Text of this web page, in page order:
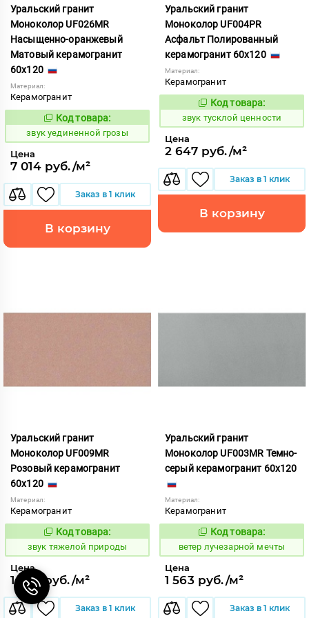
Уральский гранит
Моноколор UF026MR
Насыщенно-оранжевый
Матовый керамогранит
60x120
Материал:
Керамогранит
482269
Код товара:
звук уединенной грозы
Цена
7 014 руб./м²
Заказ в 1 клик
В корзину
Уральский гранит
Моноколор UF004PR
Асфальт Полированный
керамогранит 60x120
Материал:
Керамогранит
482117
Код товара:
звук тусклой ценности
Цена
2 647 руб./м²
Заказ в 1 клик
В корзину
Уральский гранит
Моноколор UF009MR
Розовый керамогранит
60x120
Материал:
Керамогранит
482225
Код товара:
звук тяжелой природы
Цена
1 724 руб./м²
Заказ в 1 клик
Уральский гранит
Моноколор UF003MR Темно-
серый керамогранит 60x120
Материал:
Керамогранит
120301
Код товара:
ветер лучезарной мечты
Цена
1 563 руб./м²
Заказ в 1 клик